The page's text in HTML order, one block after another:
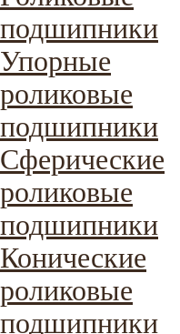
подшипники
Упорные
роликовые
подшипники
Сферические
роликовые
подшипники
Конические
роликовые
подшипники